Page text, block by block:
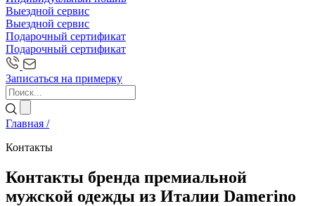
Выездной сервис
Выездной сервис
Подарочный сертификат
Подарочный сертификат
Записаться на примерку
Главная /
Контакты
Контакты бренда премиальной
мужской одежды из Италии Damerino